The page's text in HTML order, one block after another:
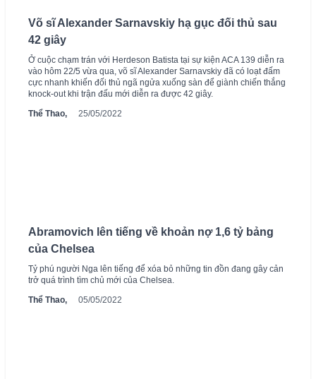
Võ sĩ Alexander Sarnavskiy hạ gục đối thủ sau
42 giây
Ở cuộc chạm trán với Herdeson Batista tại sự kiện ACA 139 diễn ra
vào hôm 22/5 vừa qua, võ sĩ Alexander Sarnavskiy đã có loạt đấm
cực nhanh khiến đối thủ ngã ngửa xuống sàn để giành chiến thắng
knock-out khi trận đấu mới diễn ra được 42 giây.
Thể Thao,
25/05/2022
Abramovich lên tiếng về khoản nợ 1,6 tỷ bảng
của Chelsea
Tỷ phú người Nga lên tiếng để xóa bỏ những tin đồn đang gây cản
trở quá trình tìm chủ mới của Chelsea.
Thể Thao,
05/05/2022